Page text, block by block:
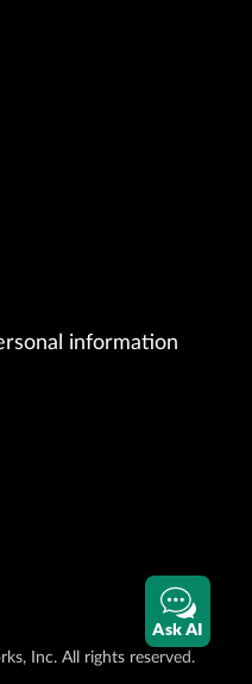
information
Inc. All rights reserved.
Ask AI